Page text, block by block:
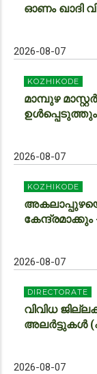
ഓണം ഖാദി
2026-08-07
KOZHIKODE
മാമ്പുഴ
ഉള്‍പ്പെടുത്തും
2026-08-07
KOZHIKODE
കേന്ദ്രമാക്കും
2026-08-07
DIRECTORATE
വിവിധ
അലർട്ടുകൾ
2026-08-07